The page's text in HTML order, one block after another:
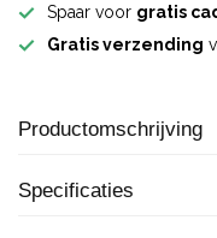
Spaar voor gratis
Gratis verzending
Productomschrijving
Specificaties